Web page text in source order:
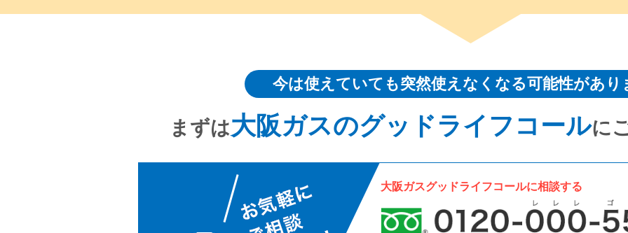
今は使えていても突然使えなくなる可能性があり
まずは大阪ガスのグッドライフコールに
大阪ガスグッドライフコールに相談する